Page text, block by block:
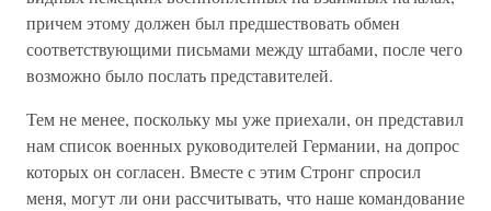
причем этому должен был предшествовать обмен
соответствующими письмами между штабами, после чего
возможно было послать представителей.
Тем не менее, поскольку мы уже приехали, он представил
нам список военных руководителей Германии, на допрос
которых он согласен. Вместе с этим Стронг спросил
меня, могут ли они рассчитывать, что наше командование